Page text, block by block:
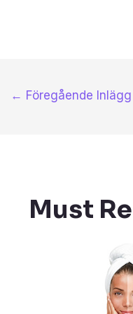
← Föregående Inlägg
Must